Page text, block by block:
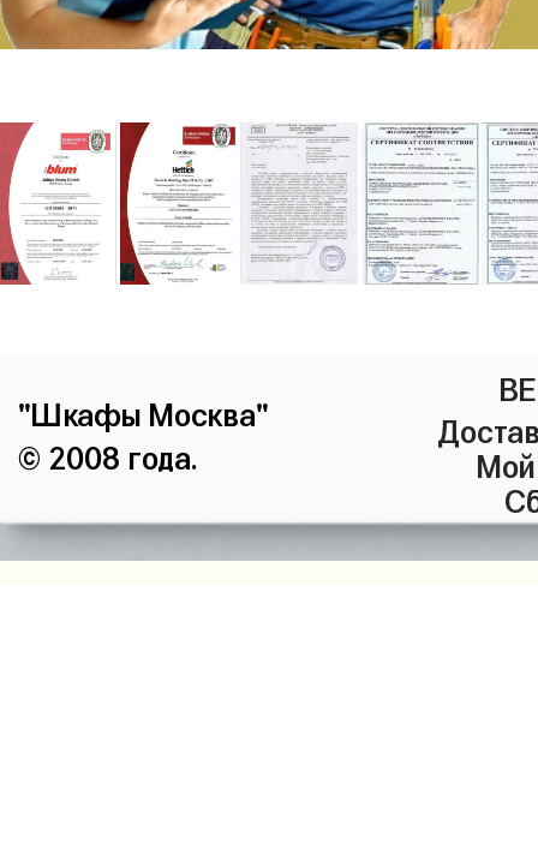
"Шкафы Москва"
© 2008 года.